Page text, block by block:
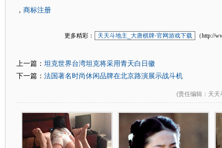
， 商标注册
更多精彩： 天天斗地主_大唐棋牌-官网游戏下载 （http://
上一篇： 坦克世界台湾坦克将采用青天白日徽
下一篇： 法国著名时尚休闲品牌在北京路演展示战斗机
(责任编辑 ：天